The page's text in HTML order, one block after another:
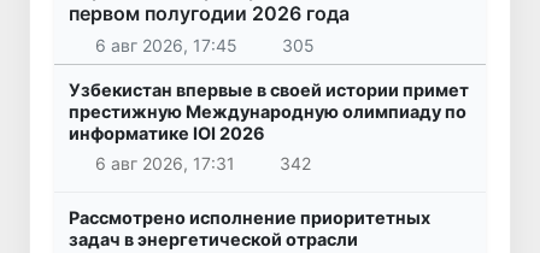
первом полугодии 2026 года
6 авг 2026, 17:45 305
Узбекистан впервые в своей истории примет
престижную Международную олимпиаду по
информатике IOI 2026
6 авг 2026, 17:31
342
Рассмотрено исполнение приоритетных
задач в энергетической отрасли